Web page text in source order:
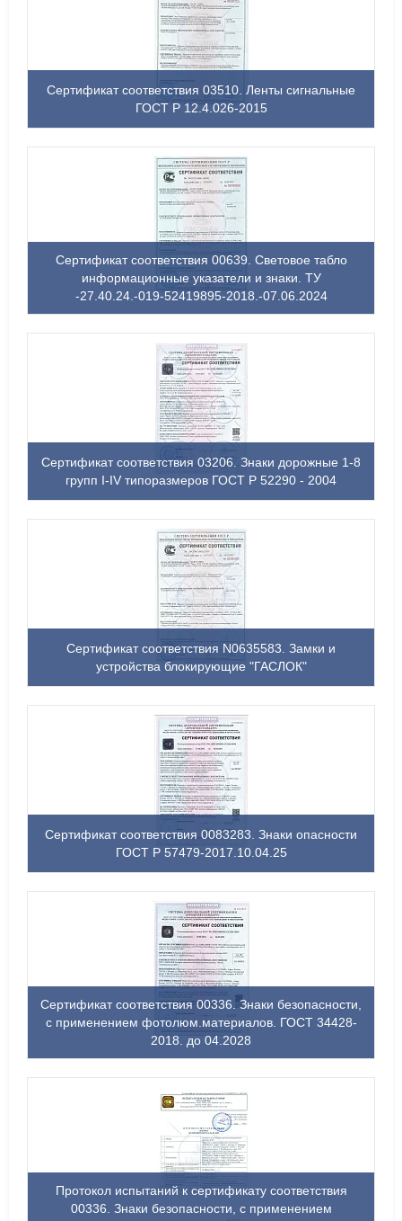
Сертификат соответствия 03510. Ленты сигнальные
ГОСТ Р 12.4.026-2015
Сертификат соответствия 00639. Световое табло
информационные указатели и знаки. ТУ
-27.40.24.-019-52419895-2018.-07.06.2024
Сертификат соответствия 03206. Знаки дорожные 1-8
групп I-IV типоразмеров ГОСТ Р 52290 - 2004
Сертификат соответствия N0635583. Замки и
устройства блокирующие "ГАСЛОК"
Сертификат соответствия 0083283. Знаки опасности
ГОСТ Р 57479-2017.10.04.25
Сертификат соответствия 00336. Знаки безопасности,
с применением фотолюм.материалов. ГОСТ 34428-
2018. до 04.2028
Протокол испытаний к сертификату соответствия
00336. Знаки безопасности, с применением